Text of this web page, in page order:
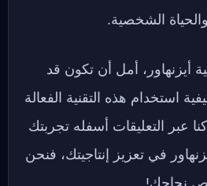
الشخصية.
أيزنهاور، أمل أن تكون قد
استخدام هذه التقنية الفعالة
عبر التعليقات أسفله تجربتك
في تعزيز إنتاجيتك، فنحن
نجاحك!